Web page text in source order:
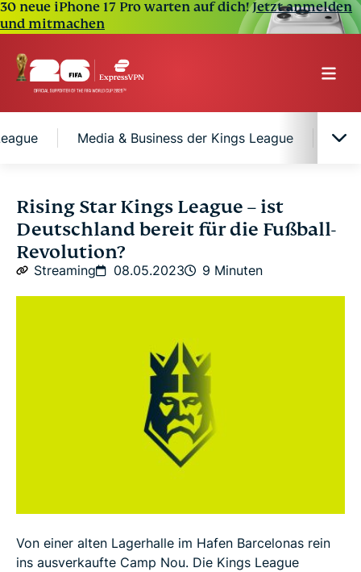
30 neue iPhone 17 Pro warten auf dich!Jetzt anmelden
und mitmachen
Media & Business der Kings League
Inhaltsverzeichnis
Die Regeln der Kings League
Was denken die deutschen Fußballfans?
5 Gründe für den Erfolg der Kings League
Rising Star Kings League – ist
Deutschland bereit für die Fußball-
Revolution?
Streaming 08.05.2023 9 Minuten
Von einer alten Lagerhalle im Hafen Barcelonas rein
ins ausverkaufte Camp Nou. Die Kings League